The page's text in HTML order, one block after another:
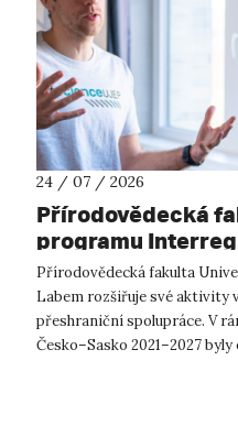
24 / 07 / 2026
Přírodovědecká
programu
přeshraniční
partnery
Přírodovědecká fakulta
Labem rozšiřuje své aktivity
přeshraniční spolupráce. V
Česko–Sasko 2021–2027